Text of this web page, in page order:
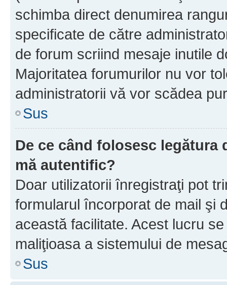
schimba direct denumirea
specificate de către
de forum scriind mesaje inutile
Majoritatea forumurilor nu vor
administratorii vă vor scădea
Sus
De ce când folosesc
mă autentific?
Doar utilizatorii înregistraţi pot
formularul încorporat de mail şi
această facilitate. Acest lucru
maliţioasa a sistemului de
Sus